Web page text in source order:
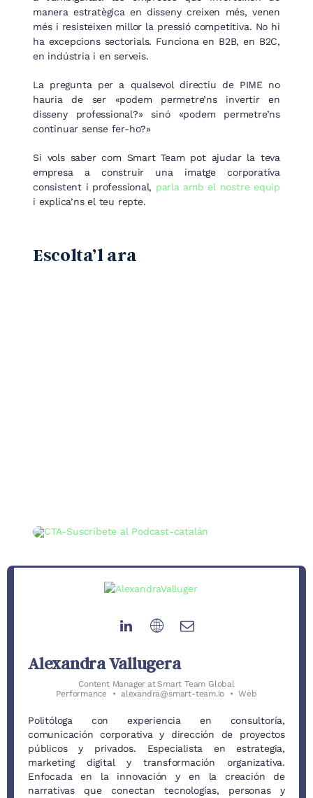
manera estratègica en disseny creixen més, venen
més i resisteixen millor la pressió competitiva. No hi
ha excepcions sectorials. Funciona en B2B, en B2C,
en indústria i en serveis.
La pregunta per a qualsevol directiu de PIME no
hauria de ser «podem permetre’ns invertir en
disseny professional?» sinó «podem permetre’ns
continuar sense fer-ho?»
Si vols saber com Smart Team pot ajudar la teva
empresa a construir una imatge corporativa
consistent i professional, parla amb el nostre equip
i explica’ns el teu repte.
Escolta’l ara
Alexandra Vallugera
Content Manager atSmart Team Global
Performance
• alexandra@smart-team.io • Web
Politóloga con experiencia en consultoría,
comunicación corporativa y dirección de proyectos
públicos y privados. Especialista en estrategia,
marketing digital y transformación organizativa.
Enfocada en la innovación y en la creación de
narrativas que conectan tecnologías, personas y